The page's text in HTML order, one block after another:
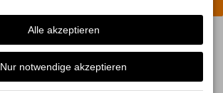
nichts mehr frei
- 24.08.2026 konnten wir leider keine freien
Alle akzeptieren
Nur notwendige akzeptieren